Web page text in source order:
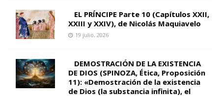
EL PRÍNCIPE Parte 10 (Capítulos XXII,
XXIII y XXIV), de Nicolás Maquiavelo
19 julio, 2026
DEMOSTRACIÓN DE LA EXISTENCIA
DE DIOS (SPINOZA, Ética, Proposición
11): «Demostración de la existencia
de Dios (la substancia infinita), el